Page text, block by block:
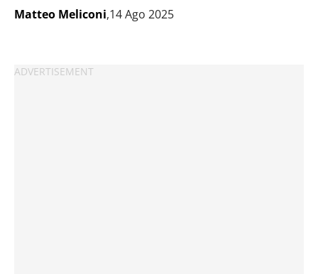
Matteo Meliconi,14 Ago 2025